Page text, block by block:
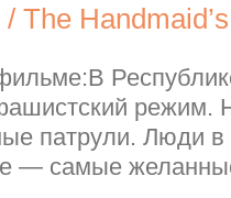
The
режим.
патрули. Люди
— самые